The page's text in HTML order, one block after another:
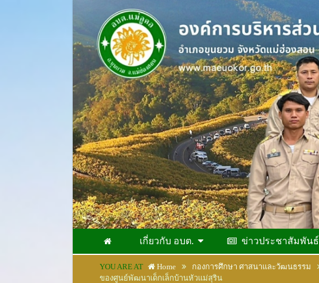
เกี่ยวกับ อบต. ข่าวประชาสัมพันธ์
YOU ARE AT Home กองการศึกษา ศาสนาและวัฒนธรรม
ของศูนย์พัฒนาเด็กเล็กบ้านหัวแม่สุริน